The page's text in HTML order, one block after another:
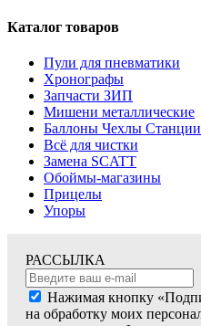
Каталог товаров
Пули для пневматики
Хронографы
Запчасти ЗИП
Мишени металлические
Баллоны Чехлы Станции
Всё для чистки
Замена SCATT
Обоймы-магазины
Прицелы
Упоры
РАССЫЛКА
Нажимая кнопку
на обработку моих